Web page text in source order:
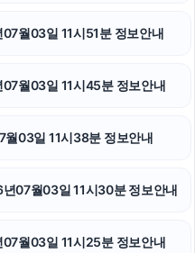
의정부학교폭력변호사
중랑구하수구막힘
용인학교폭력변호사
종로하수구막힘
월03일 11시51분 정보안내
월03일 11시45분 정보안내
03일 11시38분 정보안내
07월03일 11시30분 정보안내
월03일 11시25분 정보안내